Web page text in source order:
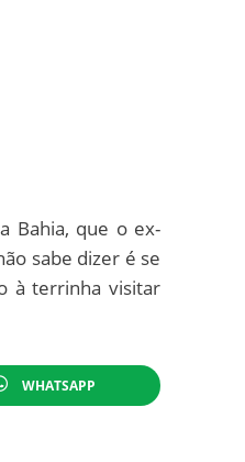
Bahia, que o ex-
sabe dizer é se
à terrinha visitar
WHATSAPP